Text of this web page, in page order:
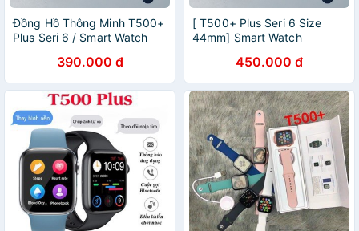
Đồng Hồ Thông Minh T500+
Plus Seri 6 / Smart Watch
Gọi Kết Nối Bluetooth 5.0 /
Size 44mm
390.000 đ
[ T500+ Plus Seri 6 Size
44mm] Smart Watch
Hồ Thông Minh ghe Gọi Kết
Nối Bluetooth 5.0
450.000 đ